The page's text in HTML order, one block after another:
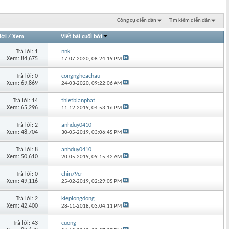
Công cụ diễn đàn Tìm kiếm diễn đàn
/ Xem Viết bài cuối bởi
Trả lời: 1
Xem: 84,675
nnk
17-07-2020,08:24:19 PM
Trả lời: 0
Xem: 69,869
congngheachau
24-03-2020,09:22:06 AM
Trả lời: 14
Xem: 65,296
thietbianphat
11-12-2019,04:53:16 PM
Trả lời: 2
Xem: 48,704
anhduy0410
30-05-2019,03:06:45 PM
Trả lời: 8
Xem: 50,610
anhduy0410
20-05-2019,09:15:42 AM
Trả lời: 0
Xem: 49,116
chin79cr
25-02-2019,02:29:05 PM
Trả lời: 2
Xem: 42,400
kieplongdong
28-11-2018,03:04:11 PM
Trả lời: 43
cuong